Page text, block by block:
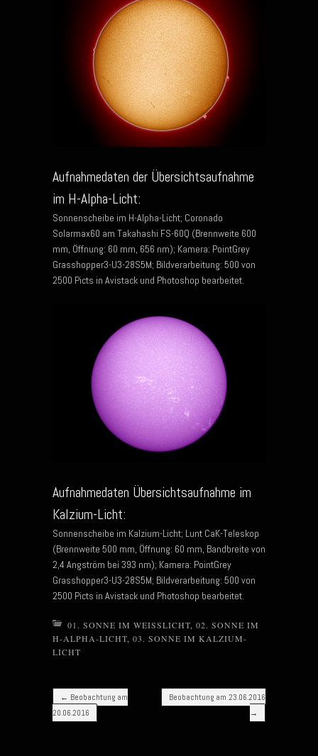
Aufnahmedaten der Übersichtsaufnahme
im H-Alpha-Licht:
Sonnenscheibe im H-Alpha-Licht; Coronado
Solarmax60 am Takahashi FS-60Q (Brennweite 600
mm, Öffnung: 60 mm, 656 nm); Kamera: PointGrey
Grasshopper3-U3-28S5M; Bildverarbeitung: 500 von
2500 Picts in Avistack und Photoshop bearbeitet.
Aufnahmedaten Übersichtsaufnahme im
Kalzium-Licht:
Sonnenscheibe im Kalzium-Licht; Lunt CaK-Teleskop
(Brennweite 500 mm, Öffnung: 60 mm, Bandbreite von
2,4 Angström bei 393 nm); Kamera: PointGrey
Grasshopper3-U3-28S5M; Bildverarbeitung: 500 von
2500 Picts in Avistack und Photoshop bearbeitet.
01. SONNE IM WEISSLICHT 02. SONNE IM
H-ALPHA-LICHT 03. SONNE IM KALZIUM-
LICHT
Post navigation
← Beobachtung am
20.06.2016
Beobachtung am 23.06.2016
→